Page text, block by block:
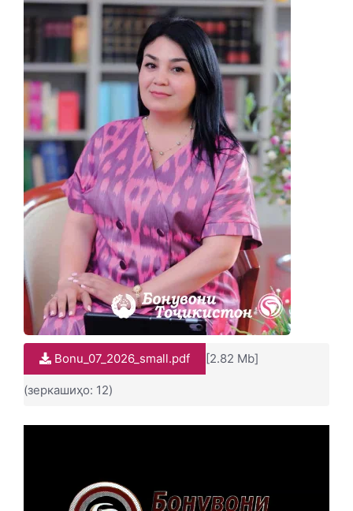
Bonu_07_2026_small.pdf [2.82 Mb]
(зеркашиҳо: 12)